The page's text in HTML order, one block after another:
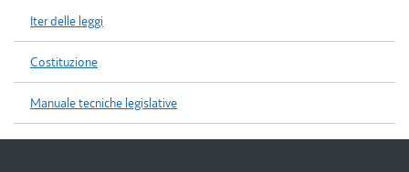
Iter delle leggi
Costituzione
Manuale tecniche legislative